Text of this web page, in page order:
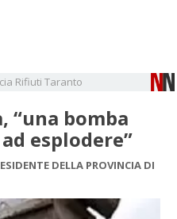
Rifiuti Taranto
“una bomba
esplodere”
DELLA PROVINCIA DI